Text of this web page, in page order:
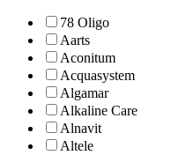
78 Oligo
Aarts
Aconitum
Acquasystem
Algamar
Alkaline Care
Alnavit
Altele